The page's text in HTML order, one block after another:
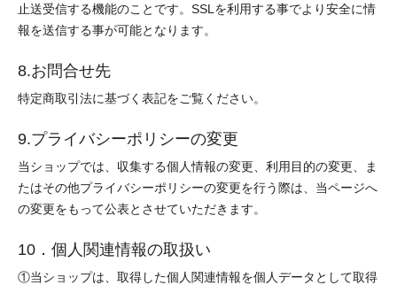
止送受信する機能のことです。SSLを利用する事でより安全に情
報を送信する事が可能となります。
8.お問合せ先
特定商取引法に基づく表記をご覧ください。
9.プライバシーポリシーの変更
当ショップでは、収集する個人情報の変更、利用目的の変更、ま
たはその他プライバシーポリシーの変更を行う際は、当ページへ
の変更をもって公表とさせていただきます。
10．個人関連情報の取扱い
①当ショップは、取得した個人関連情報を個人データとして取得